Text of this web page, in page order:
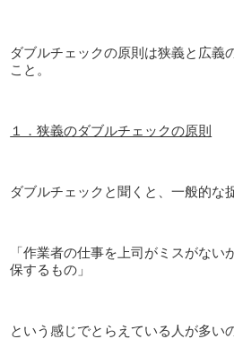
ダブルチェックの原則は狭義と広義
こと。
１．狭義のダブルチェックの原則
ダブルチェックと聞くと、一般的な
「作業者の仕事を上司がミスがない
保するもの」
という感じでとらえている人が多い